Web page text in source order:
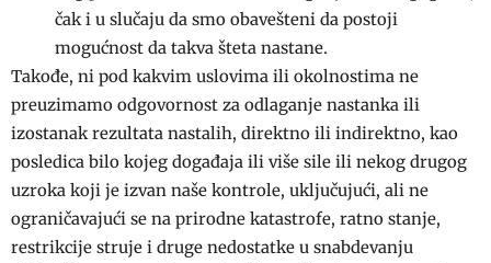
čak i u slučaju da smo obavešteni da postoji
mogućnost da takva šteta nastane.
Takođe, ni pod kakvim uslovima ili okolnostima ne
preuzimamo odgovornost za odlaganje nastanka ili
izostanak rezultata nastalih, direktno ili indirektno, kao
posledica bilo kojeg događaja ili više sile ili nekog drugog
uzroka koji je izvan naše kontrole, uključujući, ali ne
ograničavajući se na prirodne katastrofe, ratno stanje,
restrikcije struje i druge nedostatke u snabdevanju